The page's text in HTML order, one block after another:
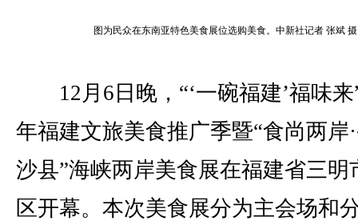
图为民众在东南亚特色美食展位选购美食。中新社记者 张斌 摄
12月6日晚，“‘一碗福建’福味来
年福建文旅美食推广季暨“食尚两岸
沙县”海峡两岸美食展在福建省三明
区开幕。本次美食展分为主会场和